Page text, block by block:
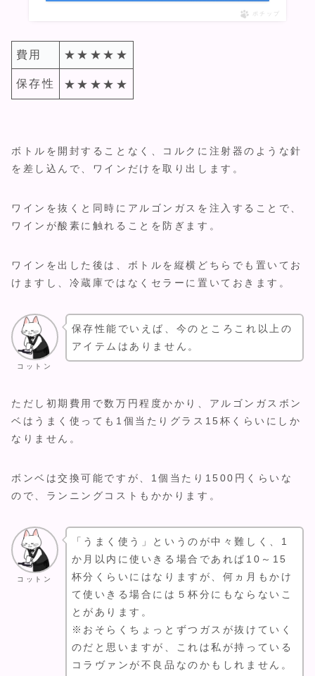
ポチップ
費用 ★★★★★
保存性 ★ ★★★★
ボトルを開封することなく、コルクに注射器のような針
を差し込んで、ワインだけを取り出します。
ワインを抜くと同時にアルゴンガスを注入することで、
ワインが酸素に触れることを防ぎます。
ワインを出した後は、ボトルを縦横どちらでも置いてお
けますし、冷蔵庫ではなくセラーに置いておきます。
コットン
保存性能でいえば、今のところこれ以上の
アイテムはありません。
ただし初期費用で数万円程度かかり、アルゴンガスボン
ベはうまく使っても1個当たりグラス15杯くらいにしか
なりません。
ボンベは交換可能ですが、1個当たり1500円くらいな
ので、ランニングコストもかかります。
コットン
「うまく使う」というのが中々難しく、1
か月以内に使いきる場合であれば10～15
杯分くらいにはなりますが、何ヵ月もかけ
て使いきる場合には５杯分にもならないこ
とがあります。
※おそらくちょっとずつガスが抜けていく
のだと思いますが、これは私が持っている
コラヴァンが不良品なのかもしれません。